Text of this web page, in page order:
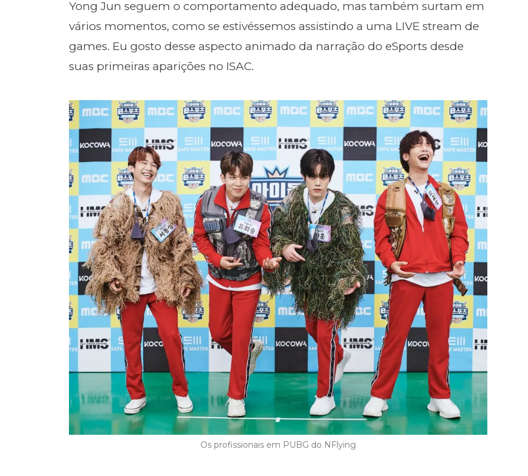
Yong Jun seguem o comportamento adequado, mas também surtam em
vários momentos, como se estivéssemos assistindo a uma LIVE stream de
games. Eu gosto desse aspecto animado da narração do eSports desde
suas primeiras aparições no ISAC.
Os profissionais em PUBG do NFlying